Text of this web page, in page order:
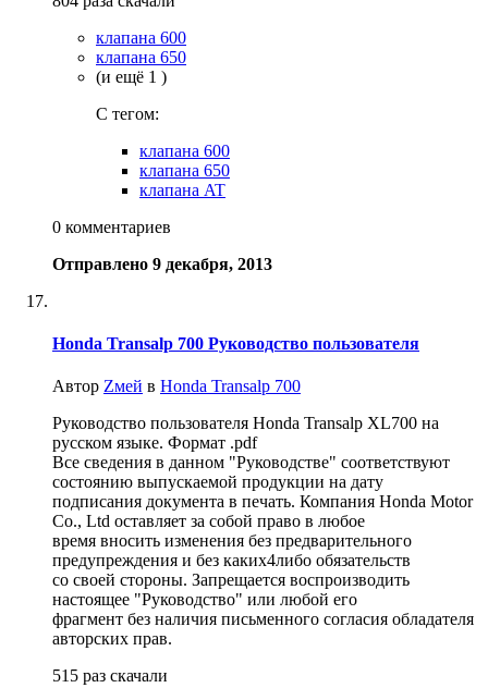
клапана 600
клапана 650
(и ещё 1 )
C тегом:
клапана 600
клапана 650
клапана AT
0 комментариев
Отправлено 9 декабря, 2013
Honda Transalp 700 Руководство пользователя
Автор Zмей в Honda Transalp 700
Руководство пользователя Honda Transalp XL700 на
русском языке. Формат .pdf
Все сведения в данном "Руководстве" соответствуют
состоянию выпускаемой продукции на дату
подписания документа в печать. Компания Honda Motor
Co., Ltd оставляет за собой право в любое
время вносить изменения без предварительного
предупреждения и без каких4либо обязательств
со своей стороны. Запрещается воспроизводить
настоящее "Руководство" или любой его
фрагмент без наличия письменного согласия обладателя
авторских прав.
515 раз скачали